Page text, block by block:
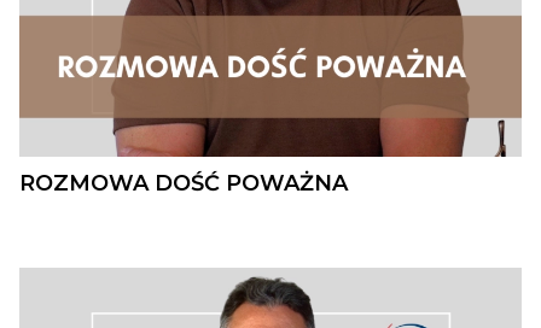
ROZMOWA DOŚĆ POWAŻNA